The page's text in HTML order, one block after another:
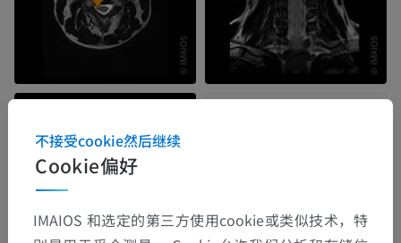
Cookie偏好
不接受cookie然后继续
IMAIOS 和选定的第三方使用cookie或类似技术，特